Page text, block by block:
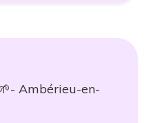
Ambérieu-en-